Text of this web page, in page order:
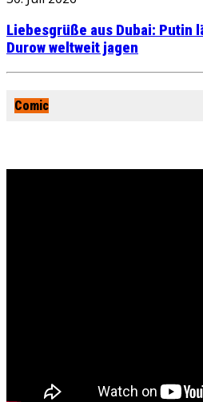
Liebesgrüße aus Dubai: Putin
Durow weltweit jagen
Comic